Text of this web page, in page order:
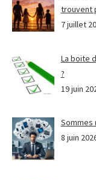
trouvent
7 juillet
La boite
?
19 juin
Sommes
8 juin